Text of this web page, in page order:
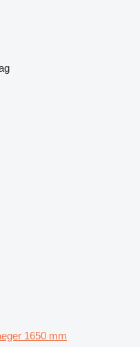
1650 mm